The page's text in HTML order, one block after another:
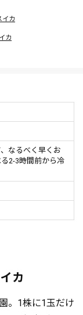
イカ
カ
なるべく早くお
2-3時間前から冷
カ
。1株に1玉だけ